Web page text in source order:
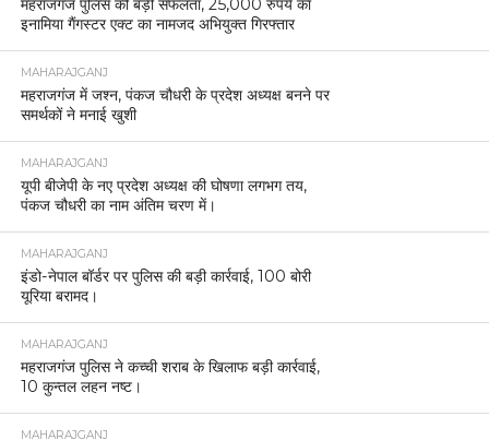
महराजगंज पुलिस की बड़ी सफलता, 25,000 रुपये का
इनामिया गैंगस्टर एक्ट का नामजद अभियुक्त गिरफ्तार
MAHARAJGANJ
महराजगंज में जश्न, पंकज चौधरी के प्रदेश अध्यक्ष बनने पर
समर्थकों ने मनाई खुशी
MAHARAJGANJ
यूपी बीजेपी के नए प्रदेश अध्यक्ष की घोषणा लगभग तय,
पंकज चौधरी का नाम अंतिम चरण में।
MAHARAJGANJ
इंडो-नेपाल बॉर्डर पर पुलिस की बड़ी कार्रवाई, 100 बोरी
यूरिया बरामद।
MAHARAJGANJ
महराजगंज पुलिस ने कच्ची शराब के खिलाफ बड़ी कार्रवाई,
10 कुन्तल लहन नष्ट।
MAHARAJGANJ